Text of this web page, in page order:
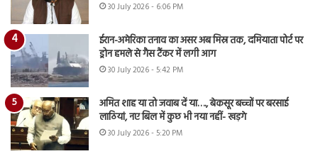
30 July 2026 - 6:06 PM
ईरान-अमेरिका तनाव का असर अब मिस्र तक, दमियाता पोर्ट पर
ड्रोन हमले से गैस टैंकर में लगी आग
30 July 2026 - 5:42 PM
अमित शाह या तो जवाब दें या…., बेकसूर बच्चों पर बरसाई
लाठियां, नए बिल में कुछ भी नया नहीं- खड़गे
30 July 2026 - 5:20 PM